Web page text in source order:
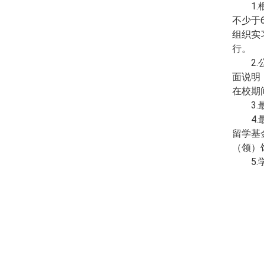
1.
不少于
组织实
行。
2.
面说明
在校期
3.
4.
留学基
（领
5.